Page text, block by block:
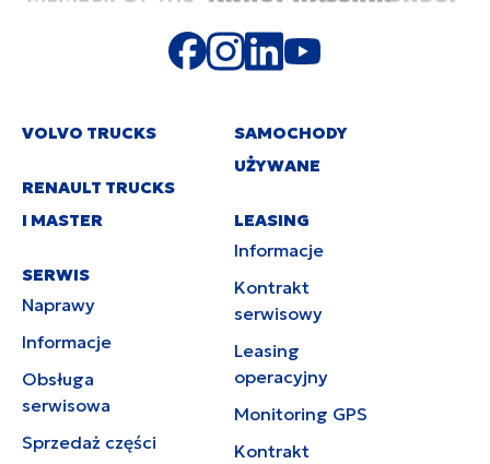
VOLVO TRUCKS
RENAULT TRUCKS
I MASTER
SERWIS
Naprawy
Informacje
Obsługa
serwisowa
Sprzedaż części
SAMOCHODY
UŻYWANE
LEASING
Informacje
Kontrakt
serwisowy
Leasing
operacyjny
Monitoring GPS
Kontrakt